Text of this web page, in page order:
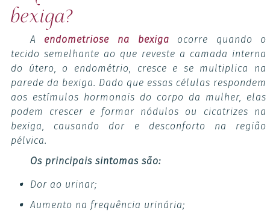
bexiga?
A endometriose na bexiga ocorre quando o
tecido semelhante ao que reveste a camada interna
do útero, o endométrio, cresce e se multiplica na
parede da bexiga. Dado que essas células respondem
aos estímulos hormonais do corpo da mulher, elas
podem crescer e formar nódulos ou cicatrizes na
bexiga, causando dor e desconforto na região
pélvica.
Os principais sintomas são:
Dor ao urinar;
Aumento na frequência urinária;